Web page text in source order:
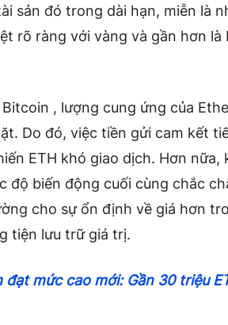
sản đó trong dài hạn, miễn là
rõ ràng với vàng và gần hơn là
, lượng cung ứng của
Do đó, việc tiền gửi cam kết
ETH khó giao dịch. Hơn nữa,
độ biến động cuối cùng chắc
cho sự ổn định về giá hơn
tiện lưu trữ giá trị.
đạt mức cao mới: Gần 30 triệu